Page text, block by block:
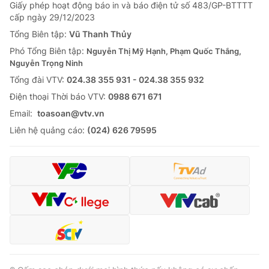
Sản phẩm
Thị trường
Tư vấn
Lịch phát sóng
Chuyên mục khác
Emagazine Podcast
Photo Infographic
Shorts video
VTV Money VTV Thể thao
VTV Sức khoẻ
Giấy phép hoạt động báo in và báo điện tử số 483/GP-BTTTT
cấp ngày 29/12/2023
Tổng Biên tập: Vũ Thanh Thủy
Phó Tổng Biên tập: Nguyễn Thị Mỹ Hạnh, Phạm Quốc Thắng,
Nguyễn Trọng Ninh
Tổng đài VTV: 024.38 355 931 - 024.38 355 932
Ðiện thoại Thời báo VTV: 0988 671 671
Email: toasoan@vtv.vn
Liên hệ quảng cáo: (024) 626 79595